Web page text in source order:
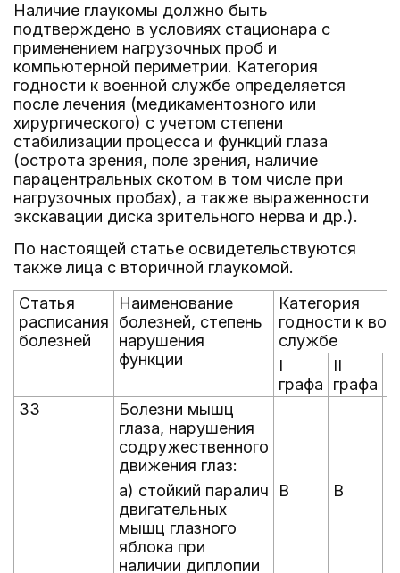
Наличие глаукомы должно быть
подтверждено в условиях стационара с
применением нагрузочных проб и
компьютерной периметрии. Категория
годности к военной службе определяется
после лечения (медикаментозного или
хирургического) с учетом степени
стабилизации процесса и функций глаза
(острота зрения, поле зрения, наличие
парацентральных скотом в том числе при
нагрузочных пробах), а также выраженности
экскавации диска зрительного нерва и др.).
По настоящей статье освидетельствуются
также лица с вторичной глаукомой.
Статья
расписания
болезней
Наименование
болезней, степень
нарушения
функции
Категория
годности к
службе
I
графа
II
графа
33
Болезни мышц
глаза, нарушения
содружественного
движения глаз:
а) стойкий паралич
двигательных
мышц глазного
яблока при
наличии диплопии
В В